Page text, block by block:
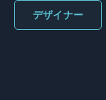
デザイナー